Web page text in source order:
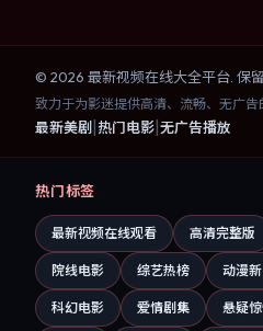
© 2026 最新视频在线大全平台. 保
致力于为影迷提供高清、流畅、无广告
最新美剧 |热门电影|无广告播放
热门标签
最新视频在线观看 高清完整版
院线电影 综艺热榜 动漫
科幻电影 爱情剧集 悬疑